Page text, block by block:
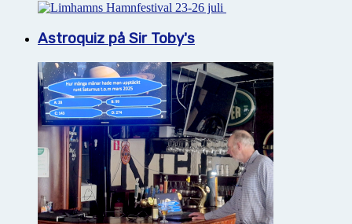
Astroquiz på Sir Toby's